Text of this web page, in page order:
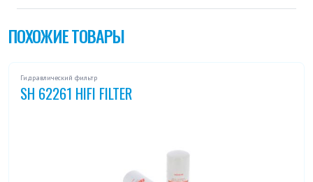
ПОХОЖИЕ ТОВАРЫ
Гидравлический фильтр
SH 62261 HIFI FILTER